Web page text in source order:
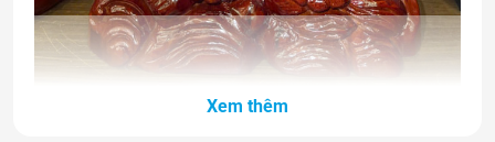
Xem thêm